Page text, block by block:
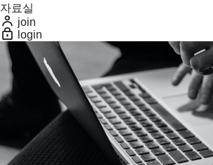
자료실
join
login